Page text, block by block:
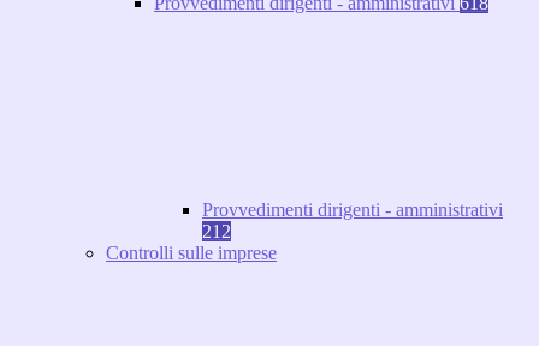
Provvedimenti dirigenti - amministrativi
212
Controlli sulle imprese